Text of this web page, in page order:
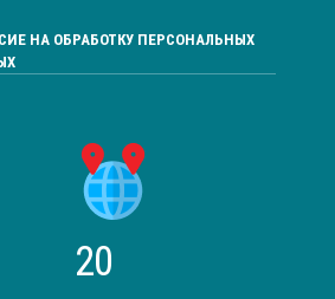
НА ОБРАБОТКУ ПЕРСОНАЛЬНЫХ
20